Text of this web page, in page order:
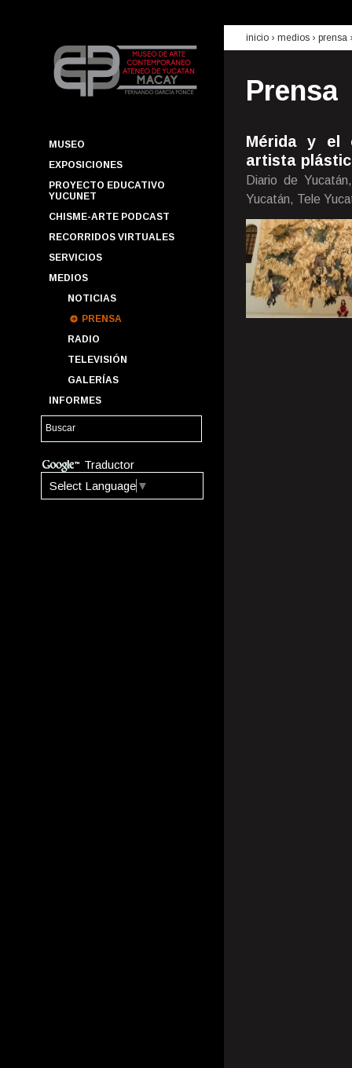
MUSEO
EXPOSICIONES
PROYECTO EDUCATIVO
YUCUNET
CHISME-ARTE PODCAST
RECORRIDOS VIRTUALES
SERVICIOS
MEDIOS
NOTICIAS
PRENSA
RADIO
TELEVISIÓN
GALERÍAS
INFORMES
Traductor
Select Language ▼
inicio › medios › prensa
Prensa
Mérida y el
artista
Diario de
Yucatán, Tele